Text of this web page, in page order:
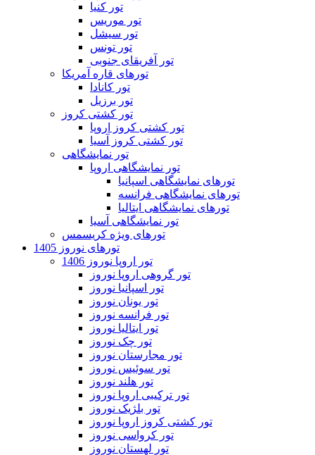
تور کنیا
تور موریس
تور سیشل
تور تونس
تور آفریقای جنوبی
تورهای قاره آمریکا
تور کانادا
تور برزیل
تور کشتی کروز
تور کشتی کروز اروپا
تور کشتی کروز آسیا
تور نمایشگاهی
تور نمایشگاهی اروپا
تورهای نمایشگاهی اسپانیا
تورهای نمایشگاهی فرانسه
تورهای نمایشگاهی ایتالیا
تور نمایشگاهی آسیا
تورهای ویژه کریسمس
تورهای نوروز 1405
تور اروپا نوروز 1406
تور گروهی اروپا نوروز
تور اسپانیا نوروز
تور یونان نوروز
تور فرانسه نوروز
تور ایتالیا نوروز
تور چک نوروز
تور مجارستان نوروز
تور سوئیس نوروز
تور هلند نوروز
تور ترکیبی اروپا نوروز
تور بلژیک نوروز
تور کشتی کروز اروپا نوروز
تور کرواسی نوروز
تور لهستان نوروز